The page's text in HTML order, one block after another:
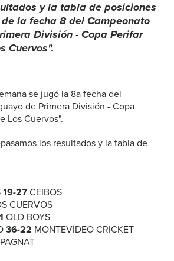
y la tabla de posiciones
la fecha 8 del Campeonato
División - Copa Perifar
Cuervos".
se jugó la 8a fecha del
de Primera División - Copa
Los Cuervos".
los resultados y la tabla de
19-27 CEIBOS
CUERVOS
OLD BOYS
36-22 MONTEVIDEO CRICKET